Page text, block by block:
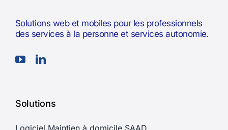
des services à la personne et services autonomie.